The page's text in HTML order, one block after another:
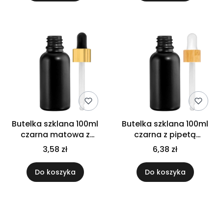
Butelka szklana 100ml
czarna matowa z
pipetą złoto czarną
3,58 zł
Do koszyka
Butelka szklana 100ml
czarna z pipetą
bambusową
6,38 zł
Do koszyka